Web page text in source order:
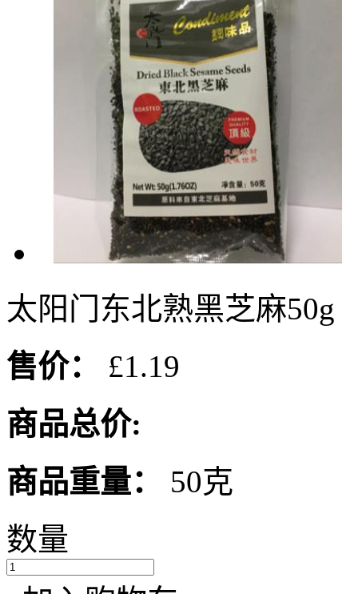
太阳门东北熟黑芝麻50g
售价：
£1.19
商品总价:
商品重量：
50克
数量